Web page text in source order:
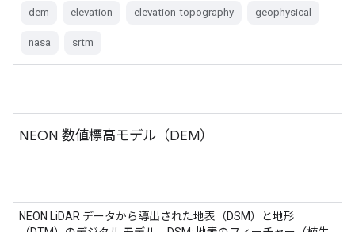
dem elevation elevation-topography geophysical
nasa srtm
NEON 数値標高モデル（DEM）
NEON LiDAR データから導出された地表（DSM）と地形